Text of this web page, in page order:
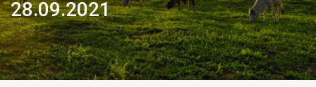
28.09.2021